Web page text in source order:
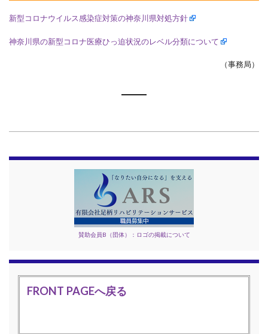
新型コロナウイルス感染症対策の神奈川県対処方針
神奈川県の新型コロナ医療ひっ迫状況のレベル分類について
（事務局）
賛助会員B（団体）：ロゴの掲載について
FRONT PAGEへ戻る